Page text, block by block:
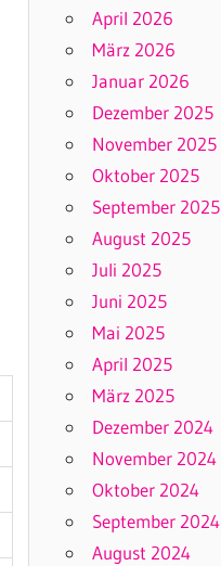
April 2026
März 2026
Januar 2026
Dezember 2025
November 2025
Oktober 2025
September 2025
August 2025
Juli 2025
Juni 2025
Mai 2025
April 2025
März 2025
Dezember 2024
November 2024
Oktober 2024
September 2024
August 2024